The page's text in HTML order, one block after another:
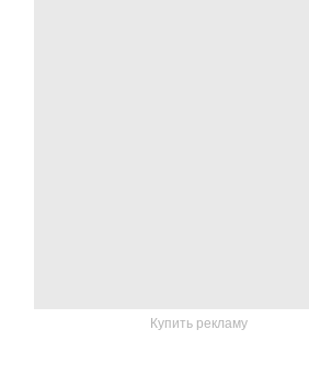
Купить рекламу